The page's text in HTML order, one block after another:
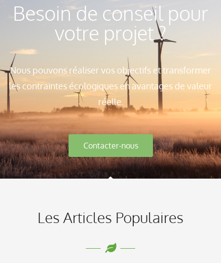
Besoin de conseil pour
votre projet ?
Nous pouvons réaliser vos objectifs et transformer
les contraintes écologiques en avantages de valeur
réelle.
Contacter-nous
Les Articles Populaires